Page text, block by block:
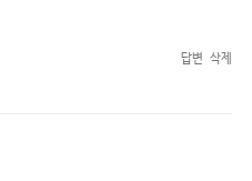
답변 삭제